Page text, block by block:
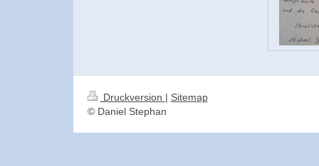
Druckversion | Sitemap
© Daniel Stephan